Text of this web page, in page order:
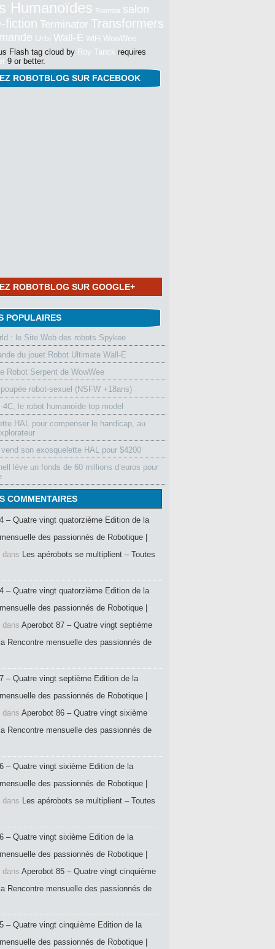
Humanoïdes Roomba salon
fiction Terminator Transformers
Urbi Wall-E WIFI WowWee
Flash tag cloud by Roy Tanck requires
9 or better.
ROBOTBLOG SUR FACEBOOK
ROBOTBLOG SUR GOOGLE+
POPULAIRES
: le Site Web des robots Spykee
du jouet Robot Ultimate Wall-E
Robot Serpent de WowWee
robot-sexuel (NSFW +18ans)
4C, le robot humanoïde top model
HAL pour compenser le handicap, au
son exosquelette HAL pour $4200
lève un fonds de 60 millions d’euros pour
COMMENTAIRES
– Quatre vingt quatorzième Edition de la
des passionnés de Robotique |
dans Les apérobots se multiplient – Toutes
– Quatre vingt quatorzième Edition de la
des passionnés de Robotique |
dans Aperobot 87 – Quatre vingt septième
Rencontre mensuelle des passionnés de
– Quatre vingt septième Edition de la
des passionnés de Robotique |
dans Aperobot 86 – Quatre vingt sixième
Rencontre mensuelle des passionnés de
– Quatre vingt sixième Edition de la
des passionnés de Robotique |
dans Les apérobots se multiplient – Toutes
– Quatre vingt sixième Edition de la
des passionnés de Robotique |
dans Aperobot 85 – Quatre vingt cinquième
Rencontre mensuelle des passionnés de
– Quatre vingt cinquième Edition de la
des passionnés de Robotique |